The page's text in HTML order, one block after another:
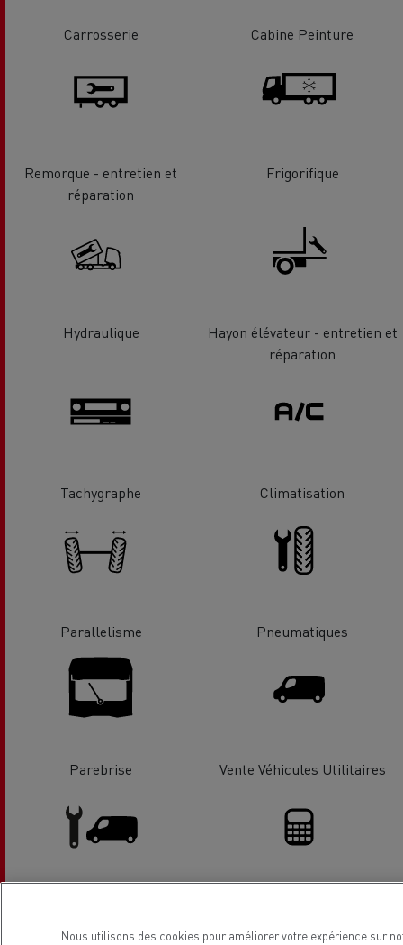
Carrosserie Cabine Peinture
Remorque - entretien et
réparation
Frigorifique
Hydraulique
Hayon élévateur - entretien et
réparation
Tachygraphe Climatisation
Parallelisme Pneumatiques
Parebrise Vente Véhicules Utilitaires
Nous utilisons des cookies pour améliorer votre expérience sur